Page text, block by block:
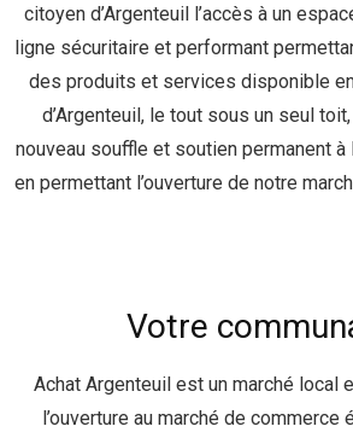
citoyen d’Argenteuil l’accès à un
ligne sécuritaire et performant
des produits et services disponible
d’Argenteuil, le tout sous un seul
nouveau souffle et soutien permanent à
en permettant l’ouverture de notre
Votre
Achat Argenteuil est un marché local
l’ouverture au marché de commerce